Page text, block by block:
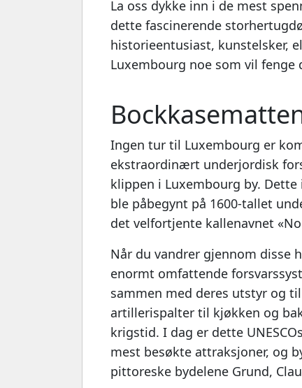
La oss dykke inn i de mest
dette fascinerende
historieentusiast, kunstelsker,
Luxembourg noe som vil fenge
Ingen tur til Luxembourg er
ekstraordinært underjordisk
klippen i Luxembourg by.
ble påbegynt på 1600-tallet
det velfortjente kallenavnet
Når du vandrer gjennom disse
enormt omfattende
sammen med deres utstyr og
artillerispalter til kjøkken og
krigstid. I dag er dette
mest besøkte attraksjoner, og
pittoreske bydelene Grund,